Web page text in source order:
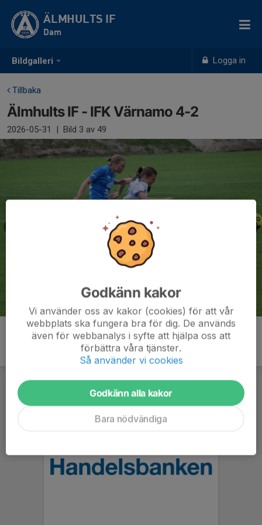
Bildgalleri Logga in
ÄLMHULTS IF
Dam
Tillbaka
Älmhults IF - IFK Värnamo 4-2
2026-05-31 | Bild 3 av 49
Godkänn kakor
Vi använder oss av kakor (cookies) för att vår
webbplats ska fungera bra för dig. De används
även för webbanalys i syfte att hjälpa oss att
förbättra våra tjänster.
Så använder vi cookies
Godkänn alla kakor
Bara nödvändiga